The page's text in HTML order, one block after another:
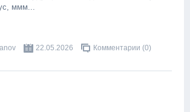
ммм...
22.05.2026 Комментарии (0)